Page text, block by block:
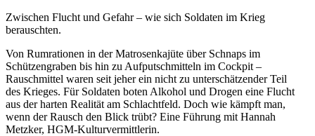
Zwischen Flucht und Gefahr – wie sich Soldaten im Krieg
berauschten.
Von Rumrationen in der Matrosenkajüte über Schnaps im
Schützengraben bis hin zu Aufputschmitteln im Cockpit –
Rauschmittel waren seit jeher ein nicht zu unterschätzender Teil
des Krieges. Für Soldaten boten Alkohol und Drogen eine Flucht
aus der harten Realität am Schlachtfeld. Doch wie kämpft man,
wenn der Rausch den Blick trübt? Eine Führung mit Hannah
Metzker, HGM-Kulturvermittlerin.